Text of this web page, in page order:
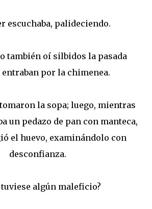
escuchaba, palideciendo.
también oí silbidos la pasada
entraban por la chimenea.
la sopa; luego, mientras
un pedazo de pan con manteca,
el huevo, examinándolo con
desconfianza.
tuviese algún maleficio?